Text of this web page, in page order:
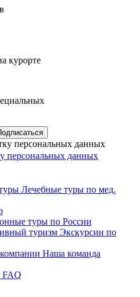
курорте
персональных данных
персональных данных
Лечебные туры по мед.
туры по России
туризм Экскурсии по
Наша команда
FAQ